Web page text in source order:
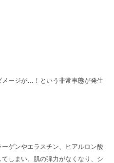
ージが…！という非常事態が発生
ゲンやエラスチン、ヒアルロン酸
しまい、肌の弾力がなくなり、シ